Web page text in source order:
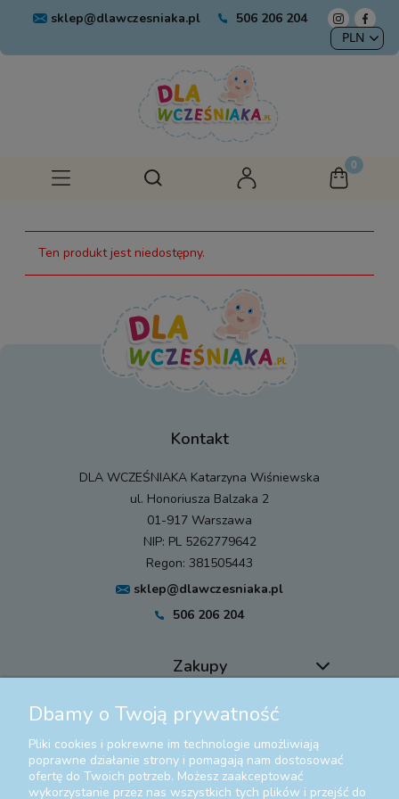
sklep@dlawczesniaka.pl 506 206 204
Ten produkt jest niedostępny.
Kontakt
DLA WCZEŚNIAKA Katarzyna Wiśniewska
ul. Honoriusza Balzaka 2
01-917 Warszawa
NIP: PL 5262779642
Regon: 381505443
sklep@dlawczesniaka.pl
506 206 204
Zakupy
Pomoc
Moje konto
Dbamy o Twoją prywatność
Pliki cookies i pokrewne im technologie umożliwiają
poprawne działanie strony i pomagają nam dostosować
ofertę do Twoich potrzeb. Możesz zaakceptować
wykorzystanie przez nas wszystkich tych plików i przejść do